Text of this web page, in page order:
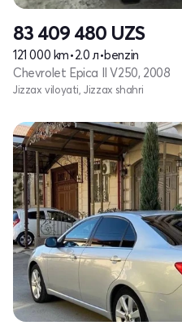
83 409 480 UZS
121 000 km•2.0 л•benzin
Chevrolet Epica II V250, 2008
Jizzax viloyati, Jizzax shahri